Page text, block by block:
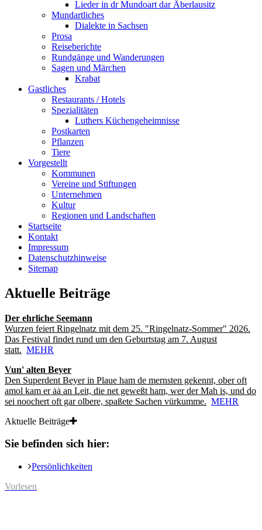
Lieder in dr Mundoart dar Äberlausitz
Mundartliches
Dialekte in Sachsen
Prosa
Reiseberichte
Rundgänge und Wanderungen
Sagen und Märchen
Krabat
Gastliches
Restaurants / Hotels
Spezialitäten
Luthers Küchengeheimnisse
Postkarten
Pflanzen
Tiere
Vorgestellt
Kommunen
Vereine und Stiftungen
Unternehmen
Kultur
Regionen und Landschaften
Startseite
Kontakt
Impressum
Datenschutzhinweise
Sitemap
Aktuelle Beiträge
Der ehrliche Seemann
Wurzen feiert Ringelnatz mit dem 25. "Ringelnatz-Sommer" 2026.
Das Festival findet rund um den Geburtstag am 7. August
statt. MEHR
Vun' alten Beyer
Den Superdent Beyer in Plaue ham de mernsten gekennt, ober oft
amol kam er ȧȧ an Leit, die net geweßt ham, wer der Mah is, und do
sei noochert oft gar olbere, spaßete Sachen vürkumme. MEHR
Aktuelle Beiträge
Sie befinden sich hier:
Persönlichkeiten
Vorlesen